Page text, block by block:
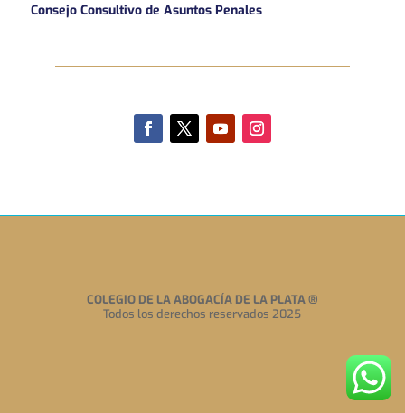
Consejo Consultivo de Asuntos Penales
COLEGIO DE LA ABOGACÍA DE LA PLATA®
Todos los derechos reservados 2025